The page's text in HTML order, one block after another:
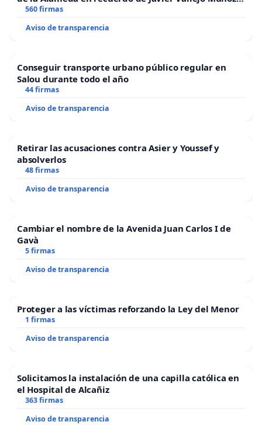
“Mazinger”
560 firmas
Aviso de transparencia
Conseguir transporte urbano público regular en
Salou durante todo el año
44 firmas
Aviso de transparencia
Retirar las acusaciones contra Asier y Youssef y
absolverlos
48 firmas
Aviso de transparencia
Cambiar el nombre de la Avenida Juan Carlos I de
Gavà
5 firmas
Aviso de transparencia
Proteger a las víctimas reforzando la Ley del Menor
1 firmas
Aviso de transparencia
Solicitamos la instalación de una capilla católica en
el Hospital de Alcañiz
363 firmas
Aviso de transparencia